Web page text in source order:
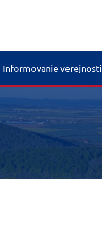
Informovanie verejnosti